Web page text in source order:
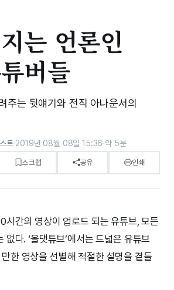
는 언론인
버들
주는 뒷얘기와 전직 아나운서의
트·2019년 08월 08일 15:36·약 5분
스크랩 공유 인쇄
간의 영상이 업로드 되는 유튜브, 모든
없다. ‘올댓튜브’에서는 드넓은 유튜브
한 영상을 선별해 적절한 설명을 곁들